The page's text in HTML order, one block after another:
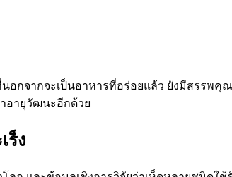
อกจากจะเป็นอาหารที่อร่อยแล้ว ยังมีสรรพ
อายุวัฒนะอีกด้วย
ร็ง